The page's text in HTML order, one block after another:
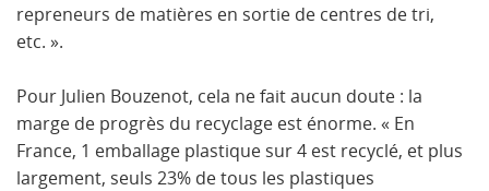
repreneurs de matières en sortie de centres de tri,
etc. ».
Pour Julien Bouzenot, cela ne fait aucun doute : la
marge de progrès du recyclage est énorme. « En
France, 1 emballage plastique sur 4 est recyclé, et plus
largement, seuls 23% de tous les plastiques